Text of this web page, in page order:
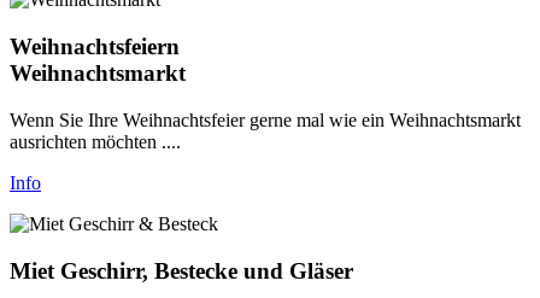
Weihnachtsfeiern
Weihnachtsmarkt
Wenn Sie Ihre Weihnachtsfeier gerne mal wie ein Weihnachtsmarkt
ausrichten möchten ....
Info
Miet Geschirr, Bestecke und Gläser